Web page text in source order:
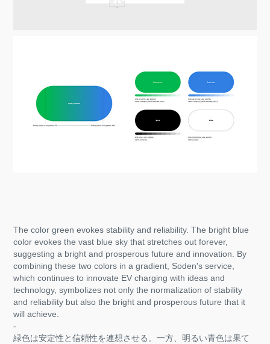
The color green evokes stability and reliability. The bright blue
color evokes the vast blue sky that stretches out forever,
suggesting a bright and prosperous future and innovation. By
combining these two colors in a gradient, Soden's service,
which continues to innovate EV charging with ideas and
technology, symbolizes not only the normalization of stability
and reliability but also the bright and prosperous future that it
will achieve.
-
緑色は安定性と信頼性を連想させる。一方、明るい青色は果て